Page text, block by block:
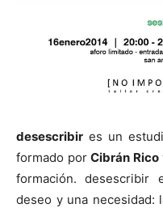
desescribir es un
formado por Cibrán Rico
formación. desescribir
deseo y una necesidad: